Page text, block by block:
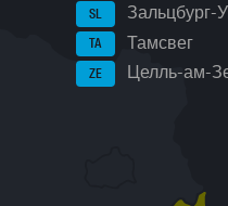
SL Зальцбург-
TA Тамсвег
ZE Целль-ам-